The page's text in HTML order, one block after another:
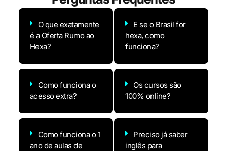
O que exatamente
é a Oferta Rumo ao
Hexa?
Como funciona o
acesso extra?
Como funciona o 1
ano de aulas de
E se o Brasil for
hexa, como
funciona?
Os cursos são
100% online?
Preciso já saber
inglês para